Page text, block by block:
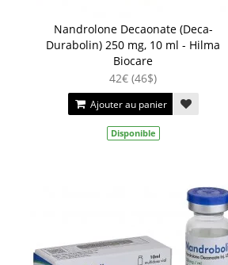
Nandrolone Decaonate (Deca-
Durabolin) 250 mg, 10 ml - Hilma
Biocare
42€ (46$)
Ajouter au panier
Disponible